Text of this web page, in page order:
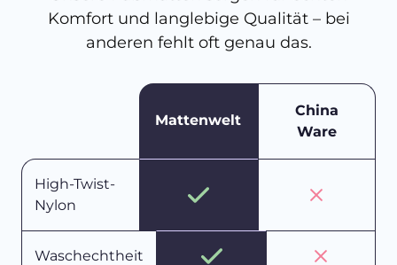
Komfort und langlebige Qualität – bei
anderen fehlt oft genau das.
Mattenwelt
China
Ware
High-Twist-
Nylon
Waschechtheit